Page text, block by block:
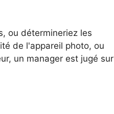
ou détermineriez les
de l'appareil photo, ou
un manager est jugé sur